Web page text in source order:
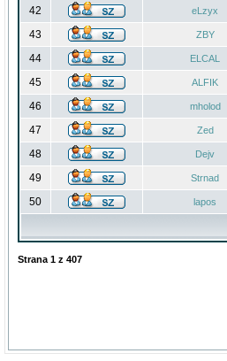
42 eLzyx
43 ZBY
44 ELCAL
45 ALFIK
46 mholod
47 Zed
48 Dejv
49 Strnad
50 lapos
Strana 1 z 407